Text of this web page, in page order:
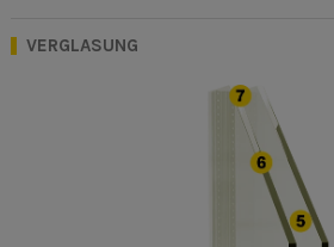
VERGLASUNG